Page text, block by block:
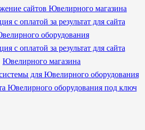
сайтов Ювелирного магазина
с оплатой за результат для сайта
оборудования
с оплатой за результат для сайта
Ювелирного магазина
для Ювелирного оборудования
Ювелирного оборудования под ключ